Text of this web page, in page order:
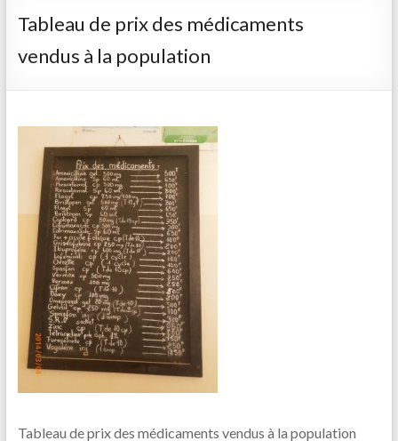
Tableau de prix des médicaments
vendus à la population
Tableau de prix des médicaments vendus à la population